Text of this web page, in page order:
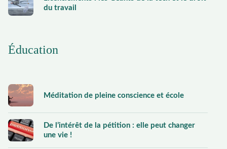
du travail
Éducation
Méditation de pleine conscience et école
De l’intérêt de la pétition : elle peut changer
une vie !